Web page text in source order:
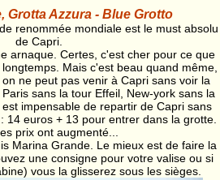
Grotta Azzura - Blue Grotto
renommée mondiale est le must absolu
de Capri.
arnaque. Certes, c'est cher pour ce que
Mais c'est beau quand même,
ne peut pas venir à Capri sans voir la
sans la tour Effeil, New-york sans la
impensable de repartir de Capri sans
14 euros + 13 pour entrer dans la grotte.
prix ont augmenté...
Marina Grande. Le mieux est de faire la
une consigne pour votre valise ou si
vous la glisserez sous les sièges.